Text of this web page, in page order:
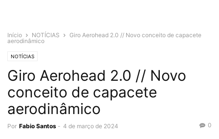
Início NOTÍCIAS
Giro Aerohead 2.0 // Novo conceito de capacete
aerodinâmico
NOTÍCIAS
Giro Aerohead 2.0 // Novo
conceito de capacete
aerodinâmico
Por Fabio Santos - 4 de março de 2024 0